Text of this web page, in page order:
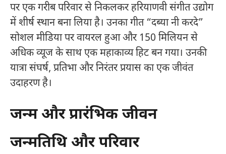
पर एक गरीब परिवार से निकलकर हरियाणवी संगीत उद्योग
में शीर्ष स्थान बना लिया है। उनका गीत “दब्या नी करदे”
सोशल मीडिया पर वायरल हुआ और 150 मिलियन से
अधिक व्यूज के साथ एक महाकाव्य हिट बन गया। उनकी
यात्रा संघर्ष, प्रतिभा और निरंतर प्रयास का एक जीवंत
उदाहरण है।
जन्म और प्रारंभिक जीवन
जन्मतिथि और परिवार